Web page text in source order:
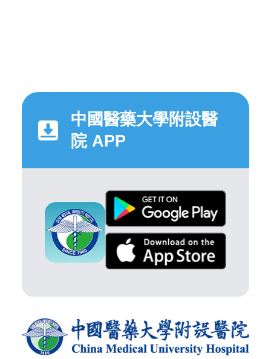
中國醫藥大學附設醫
院 APP